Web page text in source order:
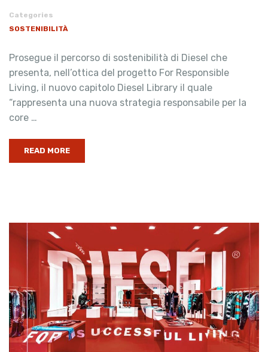
Categories
SOSTENIBILITÀ
Prosegue il percorso di sostenibilità di Diesel che
presenta, nell’ottica del progetto For Responsible
Living, il nuovo capitolo Diesel Library il quale
“rappresenta una nuova strategia responsabile per la
core …
READ MORE